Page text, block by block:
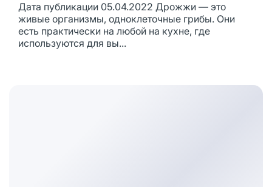
Дата публикации 05.04.2022 Дрожжи — это
живые организмы, одноклеточные грибы. Они
есть практически на любой на кухне, где
используются для вы...